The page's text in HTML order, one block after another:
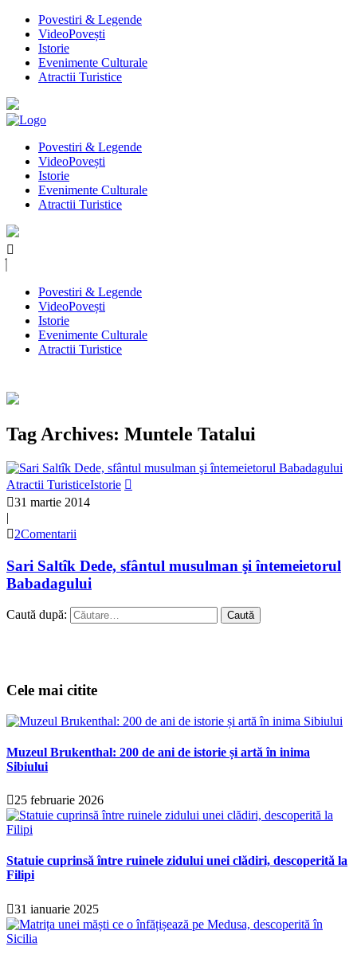
Povestiri & Legende
VideoPovești
Istorie
Evenimente Culturale
Atractii Turistice
Povestiri & Legende
VideoPovești
Istorie
Evenimente Culturale
Atractii Turistice
Povestiri & Legende
VideoPovești
Istorie
Evenimente Culturale
Atractii Turistice
Tag Archives: Muntele Tatalui
Atractii TuristiceIstorie
31 martie 2014
|
2Comentarii
Sari Saltîk Dede, sfântul musulman şi întemeietorul
Babadagului
Caută după:
Cele mai citite
Muzeul Brukenthal: 200 de ani de istorie și artă în inima
Sibiului
25 februarie 2026
Statuie cuprinsă între ruinele zidului unei clădiri, descoperită la
Filipi
31 ianuarie 2025